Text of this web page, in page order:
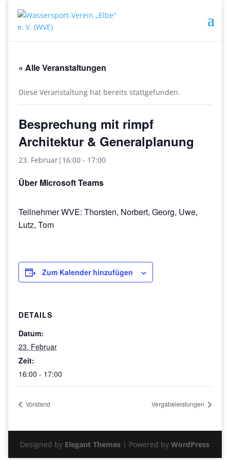
« Alle Veranstaltungen
Diese Veranstaltung hat bereits stattgefunden.
Besprechung mit rimpf
Architektur & Generalplanung
23. Februar|16:00- 17:00
Über Microsoft Teams
Teilnehmer WVE: Thorsten, Norbert, Georg, Uwe,
Lutz, Tom
Zum Kalender hinzufügen
DETAILS
Datum:
23. Februar
Zeit:
16:00 - 17:00
Vorstand Vergabeleistungen
Designed by Elegant Themes | Powered byWordPress